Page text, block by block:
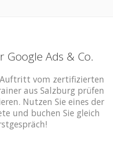
Google Ads & Co.
Auftritt vom zertifizierten
aus Salzburg prüfen
Nutzen Sie eines der
und buchen Sie gleich